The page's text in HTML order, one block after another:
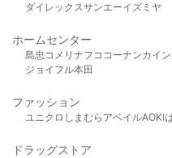
ダイレックスサンエーイズミヤ
ホームセンター
島忠 コメリ ナフコ コーナンカイ
ジョイフル本田
ファッション
ユニクロ しまむら アベイルAOKI
ドラッグストア